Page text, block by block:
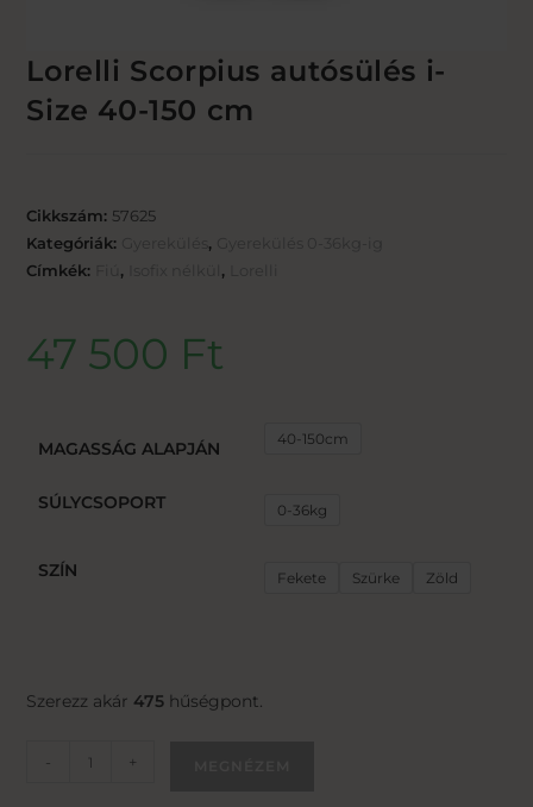
Lorelli Scorpius autósülés i-
Size 40-150 cm
Cikkszám: 57625
Kategóriák:
,
Címkék:
, ,
47 500 Ft
MAGASSÁG ALAPJÁN 40-150cm
SÚLYCSOPORT 0-36kg
SZÍN Fekete Szürke Zöld
Szerezz akár 475 hűségpont.
- +